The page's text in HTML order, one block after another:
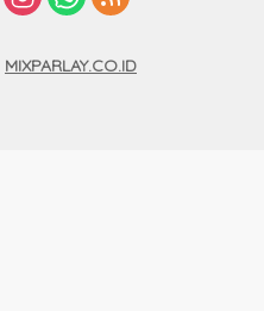
MIXPARLAY.CO.ID